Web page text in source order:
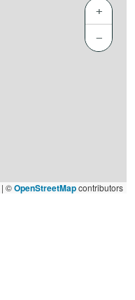
+
−
| ©OpenStreetMapcontributors